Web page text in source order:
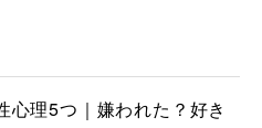
心理5つ｜嫌われた？好き